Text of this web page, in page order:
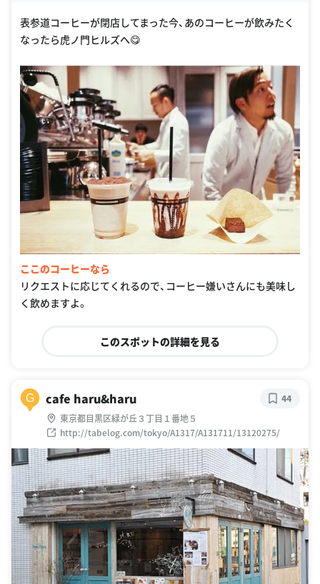
表参道コーヒーが閉店してまった今、あのコーヒーが飲みたく
なったら虎ノ門ヒルズへ😋
ここのコーヒーなら
リクエストに応じてくれるので、コーヒー嫌いさんにも美味し
く飲めますよ。
このスポットの詳細を見る
G cafe haru&haru
東京都目黒区緑が丘３丁目１番地５
http://tabelog.com/tokyo/A1317/A131711/13120275/
44